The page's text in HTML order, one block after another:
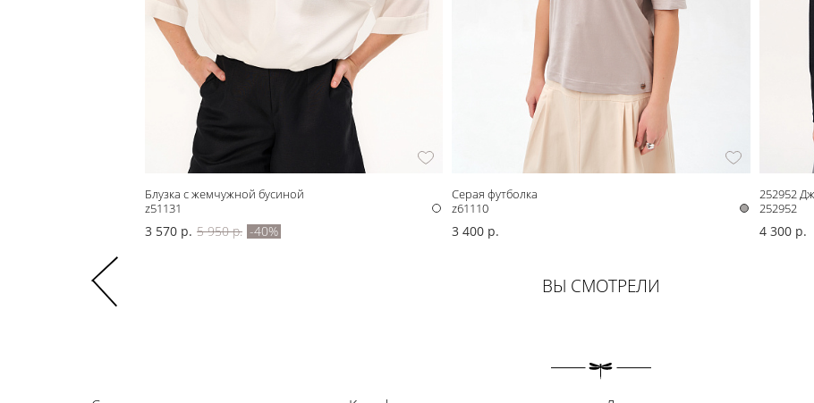
Блузка с жемчужной бусиной
z51131
3 570 р. 5 950 р. -40%
Серая футболка
z61110
3 400 р.
252952
252952
4 300 р.
ВЫ СМОТРЕЛИ